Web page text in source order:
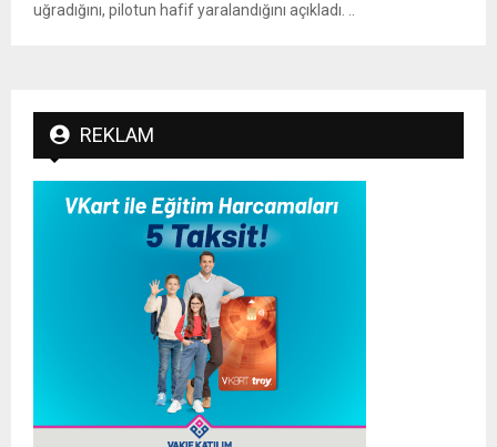
uğradığını, pilotun hafif yaralandığını açıkladı. ..
REKLAM